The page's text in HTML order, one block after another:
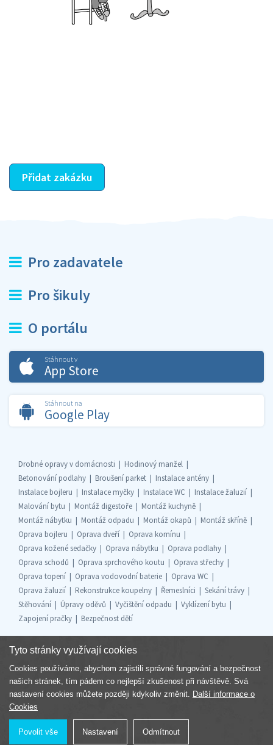
Přidat zakázku
Pro zadavatele
Pro šikuly
O portálu
Stáhnout v
App Store
Stáhnout na
Google Play
Drobné opravy v domácnosti
Hodinový manžel
Betonování podlahy
Broušení parket
Instalace antény
Instalace bojleru
Instalace myčky Instalace WC
Instalace žaluzií
Malování bytu
Montáž digestoře
Montáž kuchyně
Montáž nábytku
Montáž odpadu Montáž okapů
Montáž skříně
Oprava bojleru
Oprava dveří
Oprava komínu
Oprava kožené sedačky
Oprava nábytku
Oprava podlahy
Oprava schodů
Oprava sprchového koutu
Oprava střechy
Oprava topení
Oprava vodovodní baterie
Oprava WC
Oprava žaluzií
Rekonstrukce koupelny Řemeslníci
Sekání trávy
Stěhování
Úpravy oděvů Vyčištění odpadu
Vyklízení bytu
Zapojení pračky
Bezpečnost dětí
Součást skupiny
Tyto stránky využívají cookies
Cookies používáme, abychom zajistili správné fungování a bezpečnost
našich stránek, tím pádem co nejlepší zkušenost při návštěvě. Svá
nastavení cookies můžete později kdykoliv změnit. Další informace o
Cookies
Povolit vše Nastavení Odmítnout